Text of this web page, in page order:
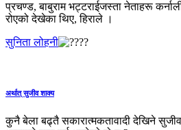
प्रचण्ड, बाबुराम भट्टराईजस्ता नेताहरू
रोएको देखेका थिए, हिराले ।
सुनिता लोहनी
अर्थात् सुजीव शाक्य
कुनै बेला बढ्तै सकारात्मकतावादी देखिने